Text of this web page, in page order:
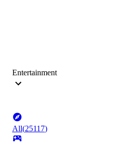
Entertainment
All(25117)